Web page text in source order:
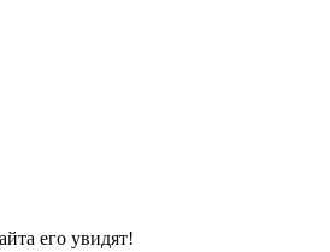
его увидят!